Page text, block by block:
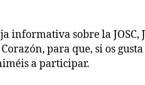
informativa sobre la JOSC,
para que, si os
a participar.